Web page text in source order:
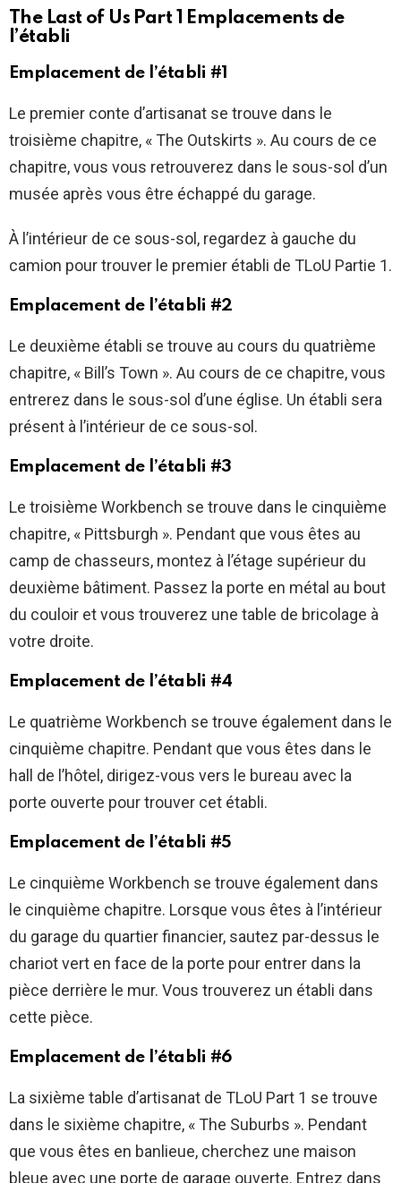
The Last of Us Part 1 Emplacements de
l’établi
Emplacement de l’établi #1
Le premier conte d’artisanat se trouve dans le
troisième chapitre, « The Outskirts ». Au cours de ce
chapitre, vous vous retrouverez dans le sous-sol d’un
musée après vous être échappé du garage.
À l’intérieur de ce sous-sol, regardez à gauche du
camion pour trouver le premier établi de TLoU Partie 1.
Emplacement de l’établi #2
Le deuxième établi se trouve au cours du quatrième
chapitre, « Bill’s Town ». Au cours de ce chapitre, vous
entrerez dans le sous-sol d’une église. Un établi sera
présent à l’intérieur de ce sous-sol.
Emplacement de l’établi #3
Le troisième Workbench se trouve dans le cinquième
chapitre, « Pittsburgh ». Pendant que vous êtes au
camp de chasseurs, montez à l’étage supérieur du
deuxième bâtiment. Passez la porte en métal au bout
du couloir et vous trouverez une table de bricolage à
votre droite.
Emplacement de l’établi #4
Le quatrième Workbench se trouve également dans le
cinquième chapitre. Pendant que vous êtes dans le
hall de l’hôtel, dirigez-vous vers le bureau avec la
porte ouverte pour trouver cet établi.
Emplacement de l’établi #5
Le cinquième Workbench se trouve également dans
le cinquième chapitre. Lorsque vous êtes à l’intérieur
du garage du quartier financier, sautez par-dessus le
chariot vert en face de la porte pour entrer dans la
pièce derrière le mur. Vous trouverez un établi dans
cette pièce.
Emplacement de l’établi #6
La sixième table d’artisanat de TLoU Part 1 se trouve
dans le sixième chapitre, « The Suburbs ». Pendant
que vous êtes en banlieue, cherchez une maison
bleue avec une porte de garage ouverte. Entrez dans